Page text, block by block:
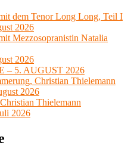
dem Tenor Long Long, Teil I
2026
Mezzosopranistin Natalia
2026
– 5. AUGUST 2026
Christian Thielemann
2026
Thielemann
2026